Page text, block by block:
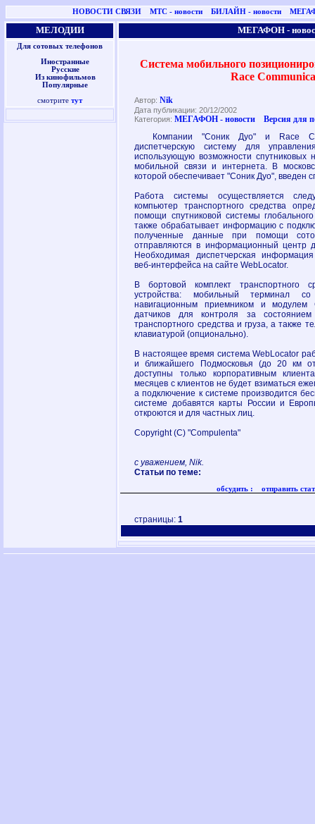
НОВОСТИ СВЯЗИ МТС - новости БИЛАЙН - новости
МЕЛОДИИ
Для сотовых телефонов
Иностранные
Русские
Из кинофильмов
Популярные
смотрите тут
МЕГАФОН -
Система мобильного
Race
Автор:Nik
Дата публикации: 20/12/2002
Категория:МЕГАФОН - новости
Версия для
Компании "Соник Дуо" и Race
диспетчерскую систему для
использующую возможности спутниковых
мобильной связи и интернета. В
которой обеспечивает "Соник Дуо", введен
Работа системы осуществляется
компьютер транспортного средства
помощи спутниковой системы
также обрабатывает информацию с
полученные данные при помощи
отправляются в информационный центр
Необходимая диспетчерская
веб-интерфейса на сайте WebLocator.
В бортовой комплект транспортного
устройства: мобильный терминал со
навигационным приемником и модулем
датчиков для контроля за
транспортного средства и груза, а также
клавиатурой (опционально).
В настоящее время система WebLocator
и ближайшего Подмосковья (до 20 км
доступны только корпоративным
месяцев с клиентов не будет взиматься
а подключение к системе производится
системе добавятся карты России и
откроются и для частных лиц.
Copyright (C) "Compulenta"
с уважением, Nik.
Статьи по теме:
обсудить : отправить
страницы:1